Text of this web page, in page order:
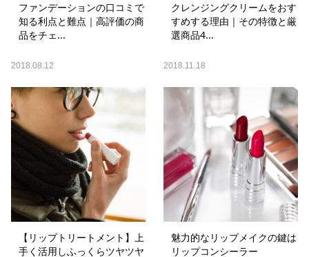
ファンデーションの口コミで
知る利点と難点｜高評価の商
品をチェ...
2018.08.12
クレンジングクリームをおす
すめする理由｜その特徴と厳
選商品4...
2018.11.18
【リップトリートメント】上
手く活用しふっくらツヤツヤ
魅力的なリップメイクの鍵は
リップコンシーラー